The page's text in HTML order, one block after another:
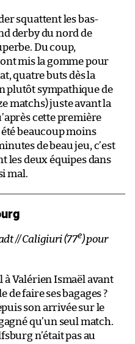
squattent les bas-
derby du nord de
Du coup,
mis la gomme pour
quatre buts dès la
plutôt sympathique de
matchs) juste avant la
cette première
beaucoup moins
de beau jeu, c’est
les deux équipes dans
mal.
// Caligiuri (77e) pour
Valérien Ismaël avant
de faire ses bagages ?
son arrivée sur le
qu’un seul match.
n’était pas au